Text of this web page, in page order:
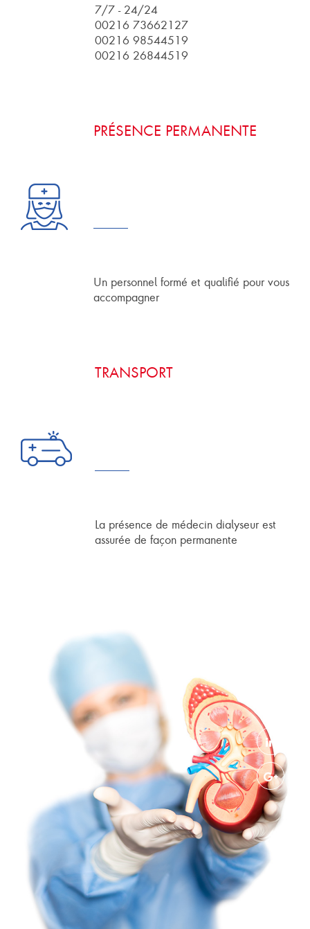
7/7 - 24/24
00216 73662127
00216 98544519
00216 26844519
PRÉSENCE PERMANENTE
Un personnel formé et qualifié pour vous
accompagner
TRANSPORT
La présence de médecin dialyseur est
assurée de façon permanente